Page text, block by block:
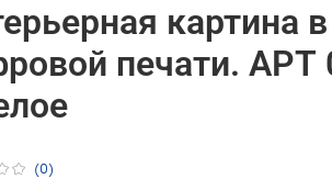
(0)
картина
печати. АРТ